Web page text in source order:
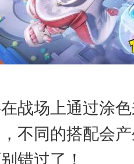
战场上通过涂
不同的搭配会
错过了！